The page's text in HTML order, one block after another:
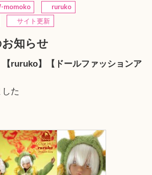
momoko
ruruko
サイト更新
知らせ
【ruruko】【ドールファッションア
た